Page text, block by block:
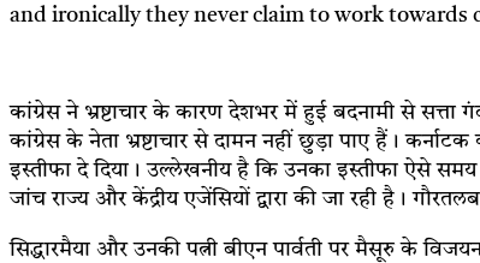
and ironically they never claim to work towards
कांग्रेस ने भ्रष्टाचार के कारण देशभर में हुई बदनामी से
कांग्रेस के नेता भ्रष्टाचार से दामन नहीं छुड़ा पाए हैं।
इस्तीफा दे दिया। उल्लेखनीय है कि उनका इस्तीफा ऐसे
जांच राज्य और केंद्रीय एजेंसियों द्वारा की जा रही है।
सिद्धारमैया और उनकी पत्नी बीएन पार्वती पर मैसूरु के